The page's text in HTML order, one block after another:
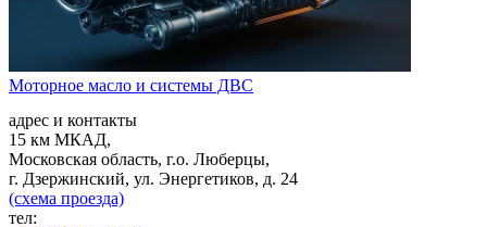
Моторное масло и системы ДВС
адрес и контакты
15 км МКАД,
Московская область, г.о. Люберцы,
г. Дзержинский, ул. Энергетиков, д. 24
(схема проезда)
тел: